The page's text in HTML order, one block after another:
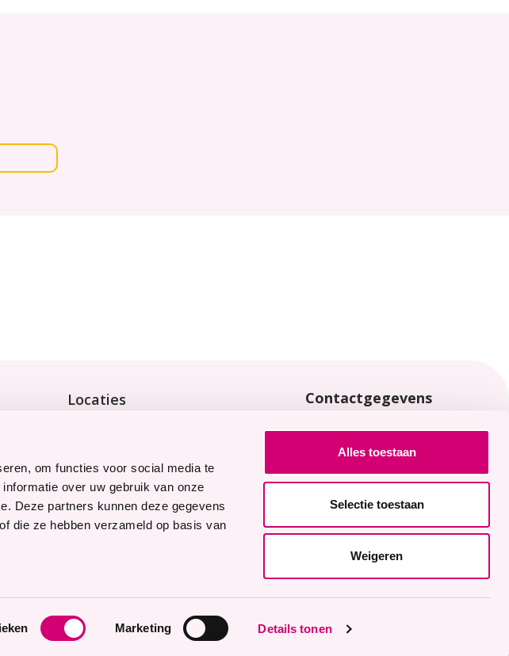
om functies voor social media te
over uw gebruik van onze
Deze partners kunnen deze gegevens
die ze hebben verzameld op basis van
Marketing Details tonen
Alles toestaan
Selectie toestaan
Weigeren
Locaties
Werken bij
Bekijk hier onze vacatures
Contactgegevens
4462 AV Goes
Logo
Facebook
Logo
LinkedIn
Logo
YouTube
Logo
Instagram
Cookie-instellingen